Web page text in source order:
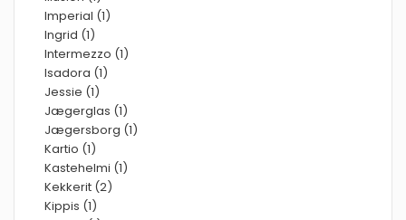
Imperial (1)
Ingrid (1)
Intermezzo (1)
Isadora (1)
Jessie (1)
Jægerglas (1)
Jægersborg (1)
Kartio (1)
Kastehelmi (1)
Kekkerit (2)
Kippis (1)